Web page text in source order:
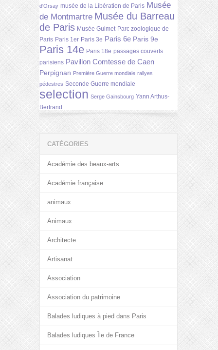
d'Orsay musée de la Libération de Paris Musée
de Montmartre Musée du Barreau
de Paris Musée Guimet Parc zoologique de
Paris Paris 1er Paris 3e Paris 6e Paris 9e
Paris 14e Paris 18e passages couverts
parisiens Pavillon Comtesse de Caen
Perpignan Première Guerre mondiale rallyes
pédestres Seconde Guerre mondiale
selection Serge Gainsbourg Yann Arthus-
Bertrand
CATÉGORIES
Académie des beaux-arts
Académie française
animaux
Animaux
Architecte
Artisanat
Association
Association du patrimoine
Balades ludiques à pied dans Paris
Balades ludiques Île de France